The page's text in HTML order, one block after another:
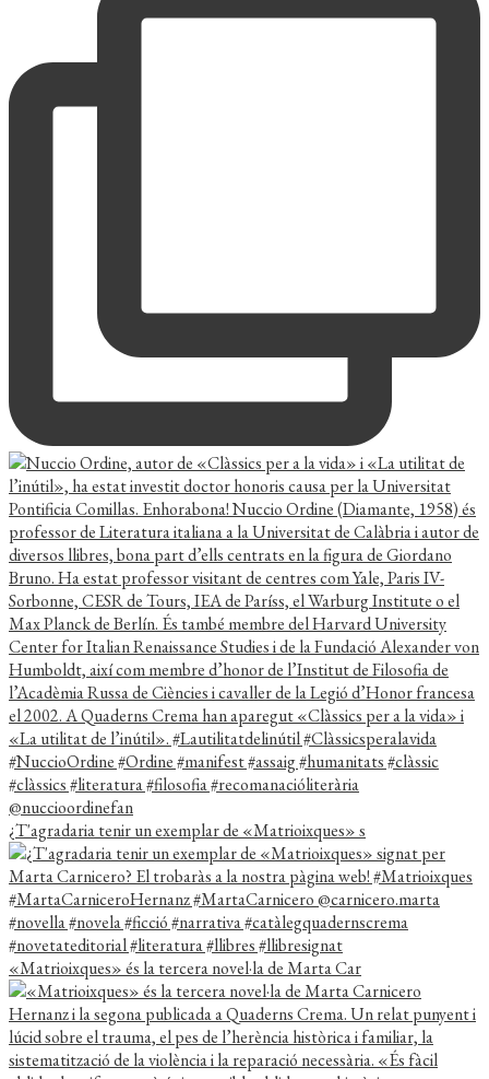
¿T'agradaria tenir un exemplar de «Matrioixques» s
«Matrioixques» és la tercera novel·la de Marta Car